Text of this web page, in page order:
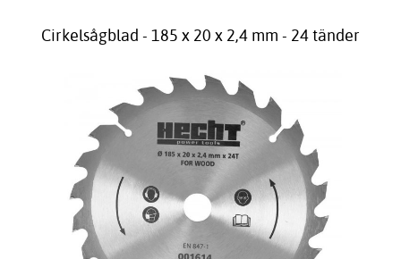
Cirkelsågblad - 185 x 20 x 2,4 mm - 24 tänder